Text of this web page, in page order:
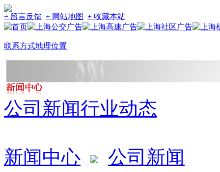
+ 留言反馈 + 网站地图 + 收藏本站
联系方式地理位置
公司新闻行业动态
新闻中心 公司新闻